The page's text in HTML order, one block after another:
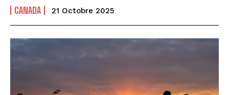
CANADA 21 Octobre 2025